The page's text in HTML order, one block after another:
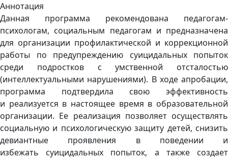
Аннотация
Данная программа рекомендована педагогам-
психологам, социальным педагогам и предназначена
для организации профилактической и коррекционной
работы по предупреждению суицидальных попыток
среди подростков с умственной отсталостью
(интеллектуальными нарушениями). В ходе апробации,
программа подтвердила свою эффективность
и реализуется в настоящее время в образовательной
организации. Ее реализация позволяет осуществлять
социальную и психологическую защиту детей, снизить
девиантные проявления в поведении и
избежать суицидальных попыток, а также создает